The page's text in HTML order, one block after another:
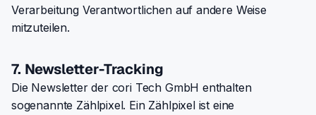
Verarbeitung Verantwortlichen auf andere Weise
mitzuteilen.
7. Newsletter-Tracking
Die Newsletter der cori Tech GmbH enthalten
sogenannte Zählpixel. Ein Zählpixel ist eine